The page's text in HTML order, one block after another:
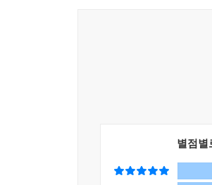
물은 사람의 마음의 ‘거울
생명이고 에너지의 전달매
그렇다면 물의 결정은 어
별점별